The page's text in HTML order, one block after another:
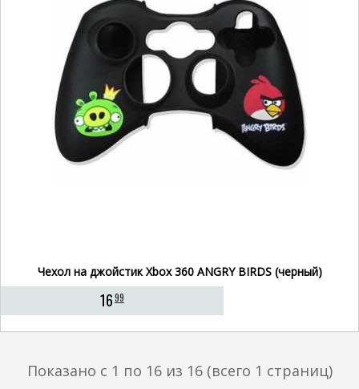
Чехол на джойстик Xbox 360 ANGRY BIRDS (черный)
1699
Показано с 1 по 16 из 16 (всего 1 страниц)